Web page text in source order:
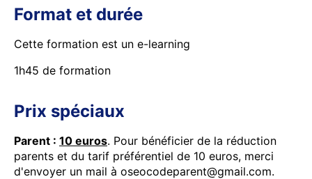
Format et durée
Cette formation est un e-learning
1h45 de formation
Prix spéciaux
Parent : 10 euros. Pour bénéficier de la réduction
parents et du tarif préférentiel de 10 euros, merci
d'envoyer un mail à oseocodeparent@gmail.com.